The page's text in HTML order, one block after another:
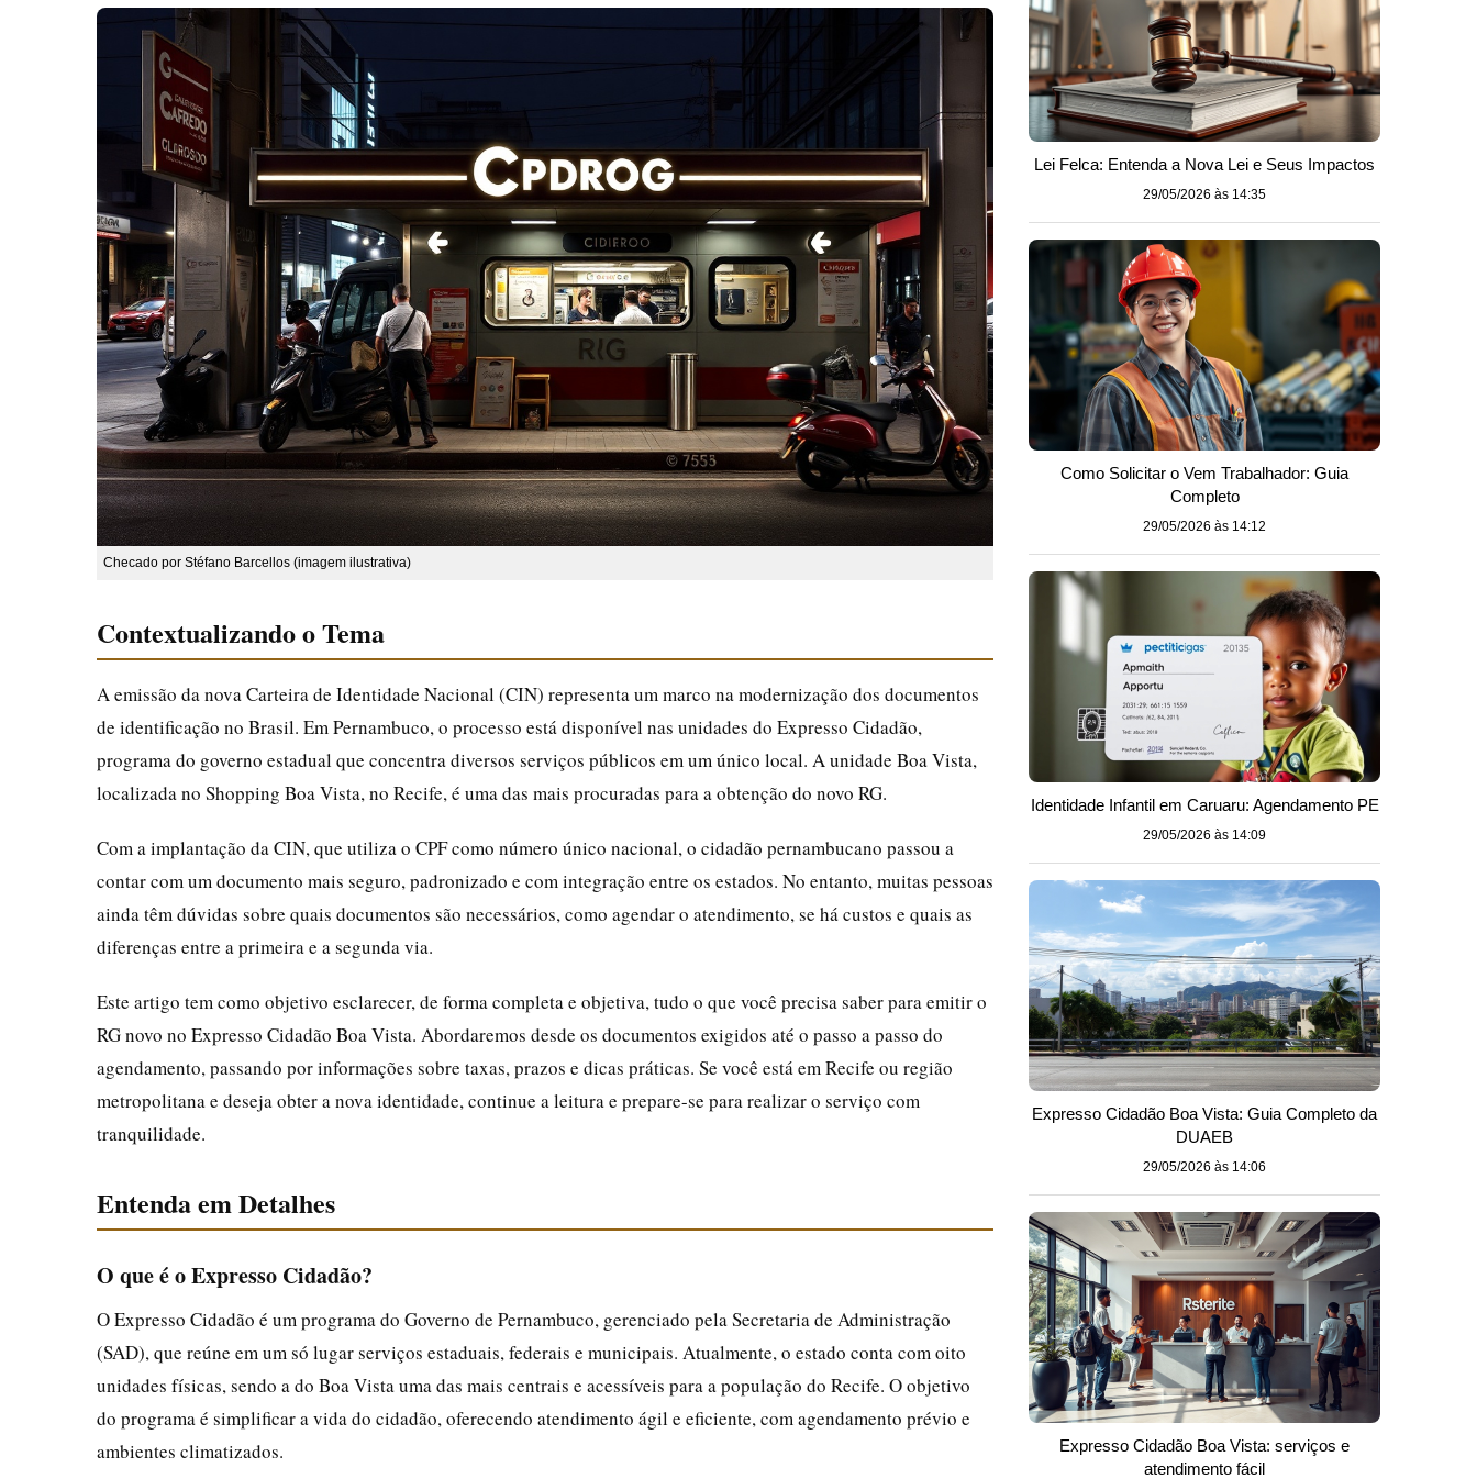
Checado por Stéfano Barcellos (imagem ilustrativa)
Contextualizando o Tema
A emissão da nova Carteira de Identidade Nacional (CIN) representa um marco na modernização dos documentos
de identificação no Brasil. Em Pernambuco, o processo está disponível nas unidades do Expresso Cidadão,
programa do governo estadual que concentra diversos serviços públicos em um único local. A unidade Boa Vista,
localizada no Shopping Boa Vista, no Recife, é uma das mais procuradas para a obtenção do novo RG.
Com a implantação da CIN, que utiliza o CPF como número único nacional, o cidadão pernambucano passou a
contar com um documento mais seguro, padronizado e com integração entre os estados. No entanto, muitas pessoas
ainda têm dúvidas sobre quais documentos são necessários, como agendar o atendimento, se há custos e quais as
diferenças entre a primeira e a segunda via.
Este artigo tem como objetivo esclarecer, de forma completa e objetiva, tudo o que você precisa saber para emitir o
RG novo no Expresso Cidadão Boa Vista. Abordaremos desde os documentos exigidos até o passo a passo do
agendamento, passando por informações sobre taxas, prazos e dicas práticas. Se você está em Recife ou região
metropolitana e deseja obter a nova identidade, continue a leitura e prepare-se para realizar o serviço com
tranquilidade.
Entenda em Detalhes
O que é o Expresso Cidadão?
O Expresso Cidadão é um programa do Governo de Pernambuco, gerenciado pela Secretaria de Administração
(SAD), que reúne em um só lugar serviços estaduais, federais e municipais. Atualmente, o estado conta com oito
unidades físicas, sendo a do Boa Vista uma das mais centrais e acessíveis para a população do Recife. O objetivo
do programa é simplificar a vida do cidadão, oferecendo atendimento ágil e eficiente, com agendamento prévio e
ambientes climatizados.
Lei Felca: Entenda a Nova Lei e Seus Impactos
29/05/2026 às 14:35
Como Solicitar o Vem Trabalhador: Guia
Completo
29/05/2026 às 14:12
Identidade Infantil em Caruaru: Agendamento PE
29/05/2026 às 14:09
Expresso Cidadão Boa Vista: Guia Completo da
DUAEB
29/05/2026 às 14:06
Expresso Cidadão Boa Vista: serviços e
atendimento fácil